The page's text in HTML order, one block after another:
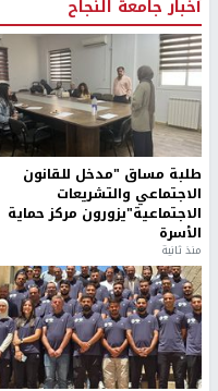
أخبار جامعة النجاح
طلبة مساق "مدخل للقانون
الاجتماعي والتشريعات
الاجتماعية"يزورون مركز حماية
الأسرة
منذ ثانية